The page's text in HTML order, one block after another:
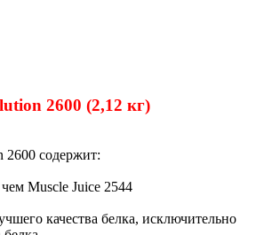
2600 (2,12 кг)
2600 содержит:
Muscle Juice 2544
качества белка, исключительно